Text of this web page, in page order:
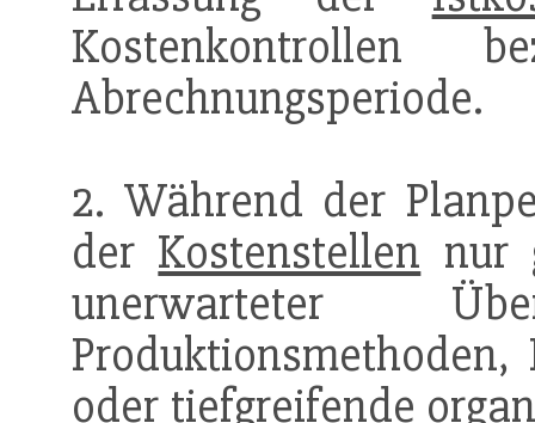
Abrechnungsperiode.
2. Während der
der Kostenstellen nur
unerwarteter
oder tiefgreifende